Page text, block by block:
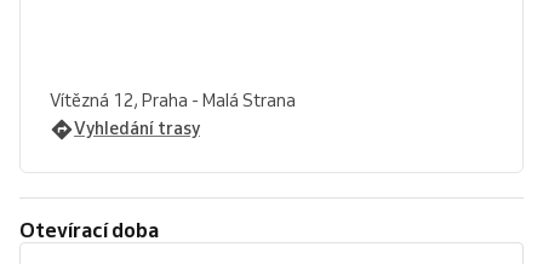
Vítězná 12, Praha - Malá Strana
Vyhledání trasy
Otevírací doba